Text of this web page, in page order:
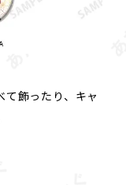
飾ったり、キャ